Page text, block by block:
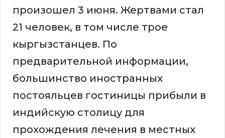
произошел 3 июня. Жертвами стал
21 человек, в том числе трое
кыргызстанцев. По
предварительной информации,
большинство иностранных
постояльцев гостиницы прибыли в
индийскую столицу для
прохождения лечения в местных